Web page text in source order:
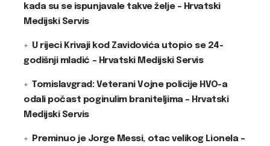
kada su se ispunjavale takve želje – Hrvatski
Medijski Servis
U rijeci Krivaji kod Zavidovića utopio se 24-
godišnji mladić – Hrvatski Medijski Servis
Tomislavgrad: Veterani Vojne policije HVO-a
odali počast poginulim braniteljima – Hrvatski
Medijski Servis
Preminuo je Jorge Messi, otac velikog Lionela –